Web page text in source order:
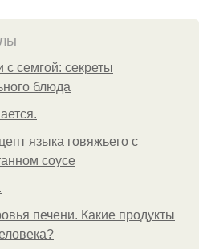
семгой: секреты
блюда
языка говяжьего с
соусе
печени. Какие продукты